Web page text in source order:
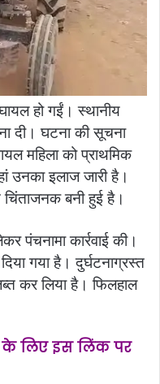
हो गईं। स्थानीय
दी। घटना की सूचना
महिला को प्राथमिक
उनका इलाज जारी है।
बनी हुई है।
पंचनामा कार्रवाई की।
गया है। दुर्घटनाग्रस्त
कर लिया है। फिलहाल
के लिए इस लिंक पर